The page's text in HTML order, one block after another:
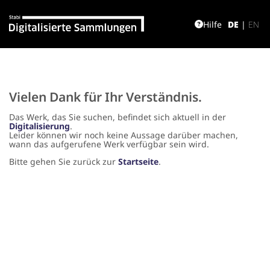
DE | EN
Hilfe
Vielen Dank für Ihr Verständnis.
Das Werk, das Sie suchen, befindet sich aktuell in der
Digitalisierung.
Leider können wir noch keine Aussage darüber machen,
wann das aufgerufene Werk verfügbar sein wird.
Bitte gehen Sie zurück zur Startseite.